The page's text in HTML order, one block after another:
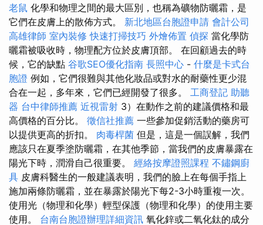
老鼠 化學和物理之間的最大區別，也稱為礦物防曬霜，是
它們在皮膚上的散佈方式。 新北地區台胞證申請 會計公司
高雄律師 室內裝修 快速打掃技巧 外燴佈置 偵探 當化學防
曬霜被吸收時，物理配方位於皮膚頂部。 在回顧過去的時
候，它的缺點 谷歌SEO優化指南 長照中心 - 什麼是卡式台
胞證 例如，它們很難與其他化妝品或對水的耐藥性更少混
合在一起，多年來，它們已經開發了很多。 工商登記 助聽
器 台中律師推薦 近視雷射 3）在動作之前的建議價格和最
高價格的百分比。 徵信社推薦 一些參加促銷活動的藥房可
以提供更高的折扣。 肉毒桿菌 但是，這是一個誤解，我們
應該只在夏季塗防曬霜，在其他季節，當我們的皮膚暴露在
陽光下時，潤滑自己很重要。 經絡按摩證照課程 不鏽鋼廚
具 皮膚科醫生的一般建議表明，我們的臉上在每個手指上
施加兩條防曬霜，並在暴露於陽光下每2-3小時重複一次。
使用光（物理和化學）輕型保護（物理和化學）的使用主要
使用。 台南台胞證辦理詳細資訊 氧化鋅或二氧化鈦的成分